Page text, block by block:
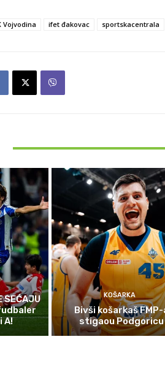
Vojvodina ifet đakovac sportskacentrala
SEĆAJU
A!
KOŠARKA
Bivši košarkaš
stigaou Podgoricu